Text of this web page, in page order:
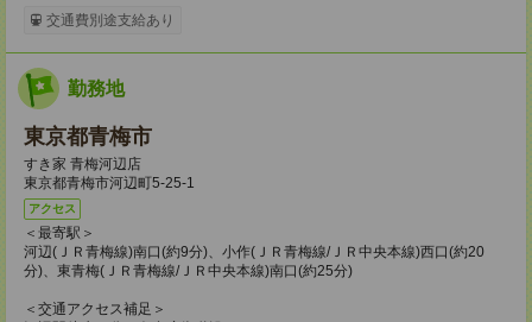
交通費別途支給あり
勤務地
東京都青梅市
すき家 青梅河辺店
東京都青梅市河辺町5-25-1
アクセス
＜最寄駅＞
河辺(ＪＲ青梅線)南口(約9分)、小作(ＪＲ青梅線/ＪＲ中央本線)西口(約20
分)、東青梅(ＪＲ青梅線/ＪＲ中央本線)南口(約25分)
＜交通アクセス補足＞